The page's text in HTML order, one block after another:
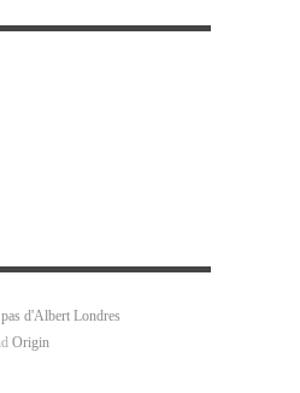
d'Albert Londres
Origin